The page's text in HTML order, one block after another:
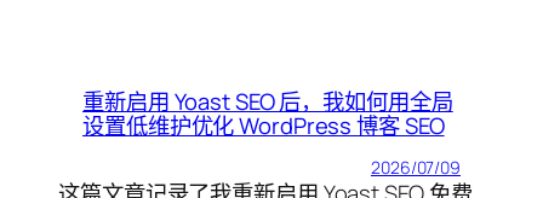
重新启用 Yoast SEO 后，我如何用全局
设置低维护优化 WordPress 博客 SEO
2026/07/09